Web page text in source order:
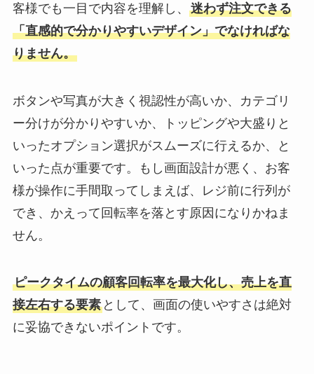
客様でも一目で内容を理解し、 迷わず注文できる
「直感的で分かりやすいデザイン」でなければな
りません。
ボタンや写真が大きく視認性が高いか、カテゴリ
ー分けが分かりやすいか、トッピングや大盛りと
いったオプション選択がスムーズに行えるか、と
いった点が重要です。もし画面設計が悪く、お客
様が操作に手間取ってしまえば、レジ前に行列が
でき、かえって回転率を落とす原因になりかねま
せん。
ピークタイムの顧客回転率を最大化し、売上を直
接左右する要素として、画面の使いやすさは絶対
に妥協できないポイントです。